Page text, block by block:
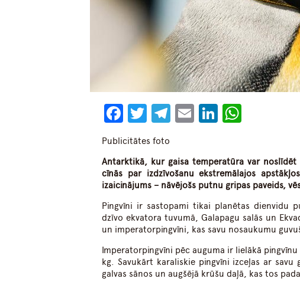
Facebook
Twitter
Telegram
EmailLinkedIn
Publicitātes foto
Antarktikā, kur gaisa temperatūra var
cīnās par izdzīvošanu ekstremālajos
izaicinājums – nāvējošs putnu gripas paveids,
Pingvīni ir sastopami tikai planētas dienvidu
dzīvo ekvatora tuvumā, Galapagu salās un
un imperatorpingvīni, kas savu nosaukumu
Imperatorpingvīni pēc auguma ir lielākā
kg. Savukārt karaliskie pingvīni izceļas ar
galvas sānos un augšējā krūšu daļā, kas tos